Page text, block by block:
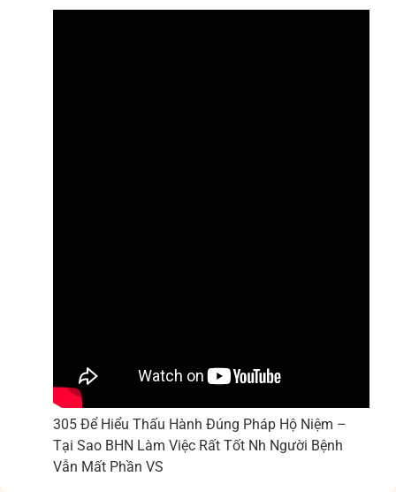
305 Để Hiểu Thấu Hành Đúng Pháp Hộ Niệm –
Tại Sao BHN Làm Việc Rất Tốt Nh Người Bệnh
Vẫn Mất Phần VS